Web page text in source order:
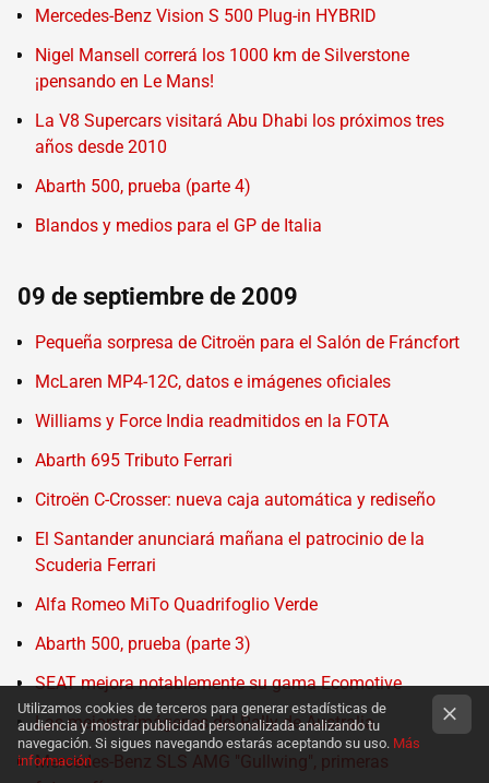
Mercedes-Benz Vision S 500 Plug-in HYBRID
Nigel Mansell correrá los 1000 km de Silverstone
¡pensando en Le Mans!
La V8 Supercars visitará Abu Dhabi los próximos tres
años desde 2010
Abarth 500, prueba (parte 4)
Blandos y medios para el GP de Italia
09 de septiembre de 2009
Pequeña sorpresa de Citroën para el Salón de Fráncfort
McLaren MP4-12C, datos e imágenes oficiales
Williams y Force India readmitidos en la FOTA
Abarth 695 Tributo Ferrari
Citroën C-Crosser: nueva caja automática y rediseño
El Santander anunciará mañana el patrocinio de la
Scuderia Ferrari
Alfa Romeo MiTo Quadrifoglio Verde
Abarth 500, prueba (parte 3)
SEAT mejora notablemente su gama Ecomotive
Las mejores imágenes del Rally de Australia
Mercedes-Benz SLS AMG "Gullwing", primeras
Utilizamos cookies de terceros para generar estadísticas de
audiencia y mostrar publicidad personalizada analizando tu
navegación. Si sigues navegando estarás aceptando su uso. Más
información